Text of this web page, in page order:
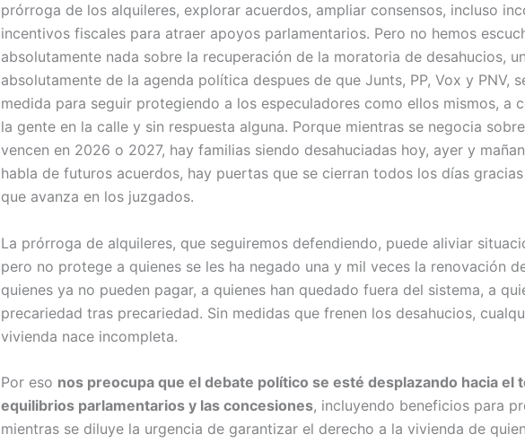
prórroga de los alquileres, explorar acuerdos, ampliar consensos, incluso
incentivos fiscales para atraer apoyos parlamentarios. Pero no hemos
absolutamente nada sobre la recuperación de la moratoria de desahucios,
absolutamente de la agenda política despues de que Junts, PP, Vox y PNV,
medida para seguir protegiendo a los especuladores como ellos mismos, a
la gente en la calle y sin respuesta alguna. Porque mientras se negocia
vencen en 2026 o 2027, hay familias siendo desahuciadas hoy, ayer y
habla de futuros acuerdos, hay puertas que se cierran todos los días
que avanza en los juzgados.
La prórroga de alquileres, que seguiremos defendiendo, puede aliviar
pero no protege a quienes se les ha negado una y mil veces la renovación
quienes ya no pueden pagar, a quienes han quedado fuera del sistema, a
precariedad tras precariedad. Sin medidas que frenen los desahucios,
vivienda nace incompleta.
Por eso nos preocupa que el debate político se esté desplazando hacia el
equilibrios parlamentarios y las concesiones, incluyendo beneficios para
mientras se diluye la urgencia de garantizar el derecho a la vivienda de